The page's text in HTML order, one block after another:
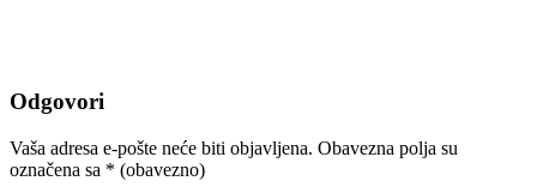
Odgovori
Vaša adresa e-pošte neće biti objavljena. Obavezna polja su
označena sa * (obavezno)